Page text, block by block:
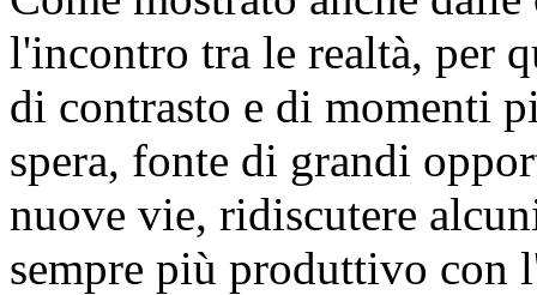
l'incontro tra le realtà, per
di contrasto e di momenti
spera, fonte di grandi
nuove vie, ridiscutere
sempre più produttivo con